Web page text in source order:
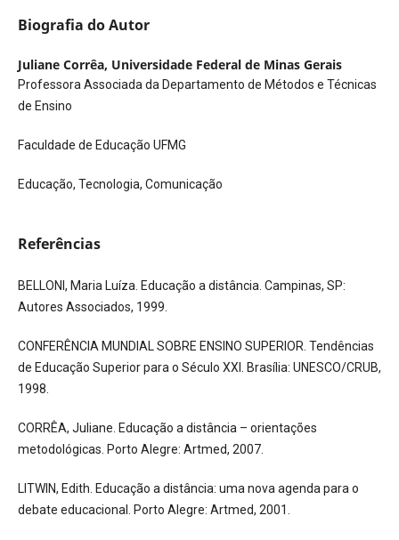
Biografia do Autor
Juliane Corrêa, Universidade Federal de Minas Gerais
Professora Associada da Departamento de Métodos e Técnicas
de Ensino
Faculdade de Educação UFMG
Educação, Tecnologia, Comunicação
Referências
BELLONI, Maria Luíza. Educação a distância. Campinas, SP:
Autores Associados, 1999.
CONFERÊNCIA MUNDIAL SOBRE ENSINO SUPERIOR. Tendências
de Educação Superior para o Século XXI. Brasília: UNESCO/CRUB,
1998.
CORRÊA, Juliane. Educação a distância – orientações
metodológicas. Porto Alegre: Artmed, 2007.
LITWIN, Edith. Educação a distância: uma nova agenda para o
debate educacional. Porto Alegre: Artmed, 2001.